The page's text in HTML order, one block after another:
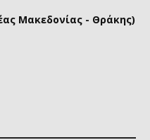
Μακεδονίας - Θράκης)